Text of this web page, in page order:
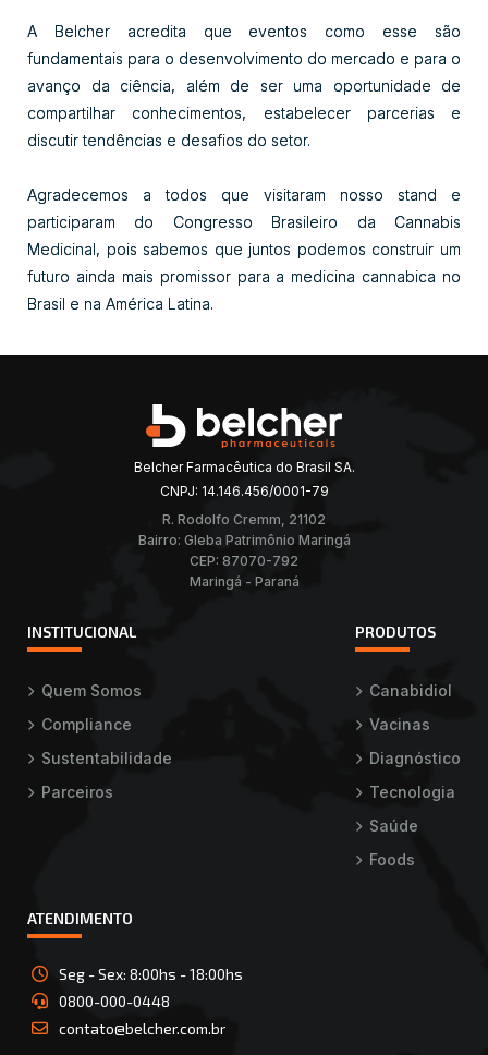
A Belcher acredita que eventos como esse são
fundamentais para o desenvolvimento do mercado e para o
avanço da ciência, além de ser uma oportunidade de
compartilhar conhecimentos, estabelecer parcerias e
discutir tendências e desafios do setor.
Agradecemos a todos que visitaram nosso stand e
participaram do Congresso Brasileiro da Cannabis
Medicinal, pois sabemos que juntos podemos construir um
futuro ainda mais promissor para a medicina cannabica no
Brasil e na América Latina.
Belcher Farmacêutica do Brasil SA.
CNPJ: 14.146.456/0001-79
R. Rodolfo Cremm, 21102
Bairro: Gleba Patrimônio Maringá
CEP: 87070-792
Maringá - Paraná
INSTITUCIONAL
Quem Somos
Compliance
Sustentabilidade
Parceiros
PRODUTOS
Canabidiol
Vacinas
Diagnóstico
Tecnologia
Saúde
Foods
ATENDIMENTO
Seg - Sex: 8:00hs - 18:00hs
0800-000-0448
contato@belcher.com.br